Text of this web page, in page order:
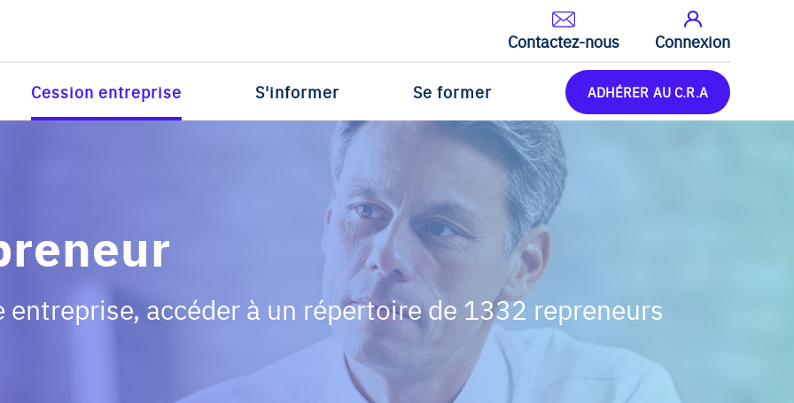
Contactez-nous Connexion
Cession entreprise S'informer Se former ADHÉRER AU C.R.A
accéder à un répertoire de 1332 repreneurs